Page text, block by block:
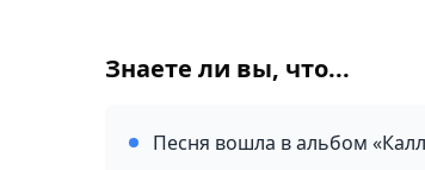
Знаете ли вы, что...
Песня вошла в альбом